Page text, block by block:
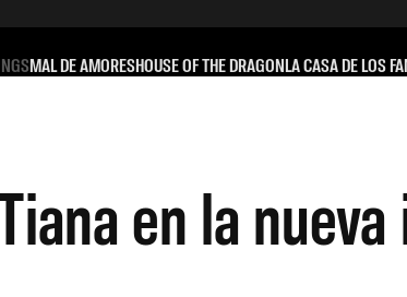
MAL DE AMORESHOUSE OF THE DRAGONLA CASA DE LOS
en la